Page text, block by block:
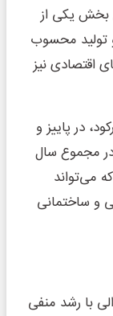
بخش یکی از
تولید محسوب
اقتصادی نیز
در پاییز و
مجموع سال
می‌تواند
و ساختمانی
با رشد منفی